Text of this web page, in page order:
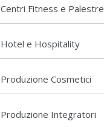
Centri Fitness e Palestre
Hotel e Hospitality
Produzione Cosmetici
Produzione Integratori